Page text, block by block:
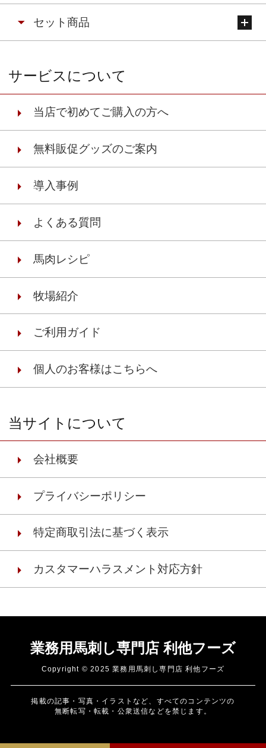
セット商品
サービスについて
当店で初めてご購入の方へ
無料販促グッズのご案内
導入事例
よくある質問
馬肉レシピ
牧場紹介
ご利用ガイド
個人のお客様はこちらへ
当サイトについて
会社概要
プライバシーポリシー
特定商取引法に基づく表示
カスタマーハラスメント対応方針
業務用馬刺し専門店 利他フーズ
Copyright © 2025 業務用馬刺し専門店 利他フーズ
掲載の記事・写真・イラストなど、すべてのコンテンツの
無断転写・転載・公衆送信などを禁じます。